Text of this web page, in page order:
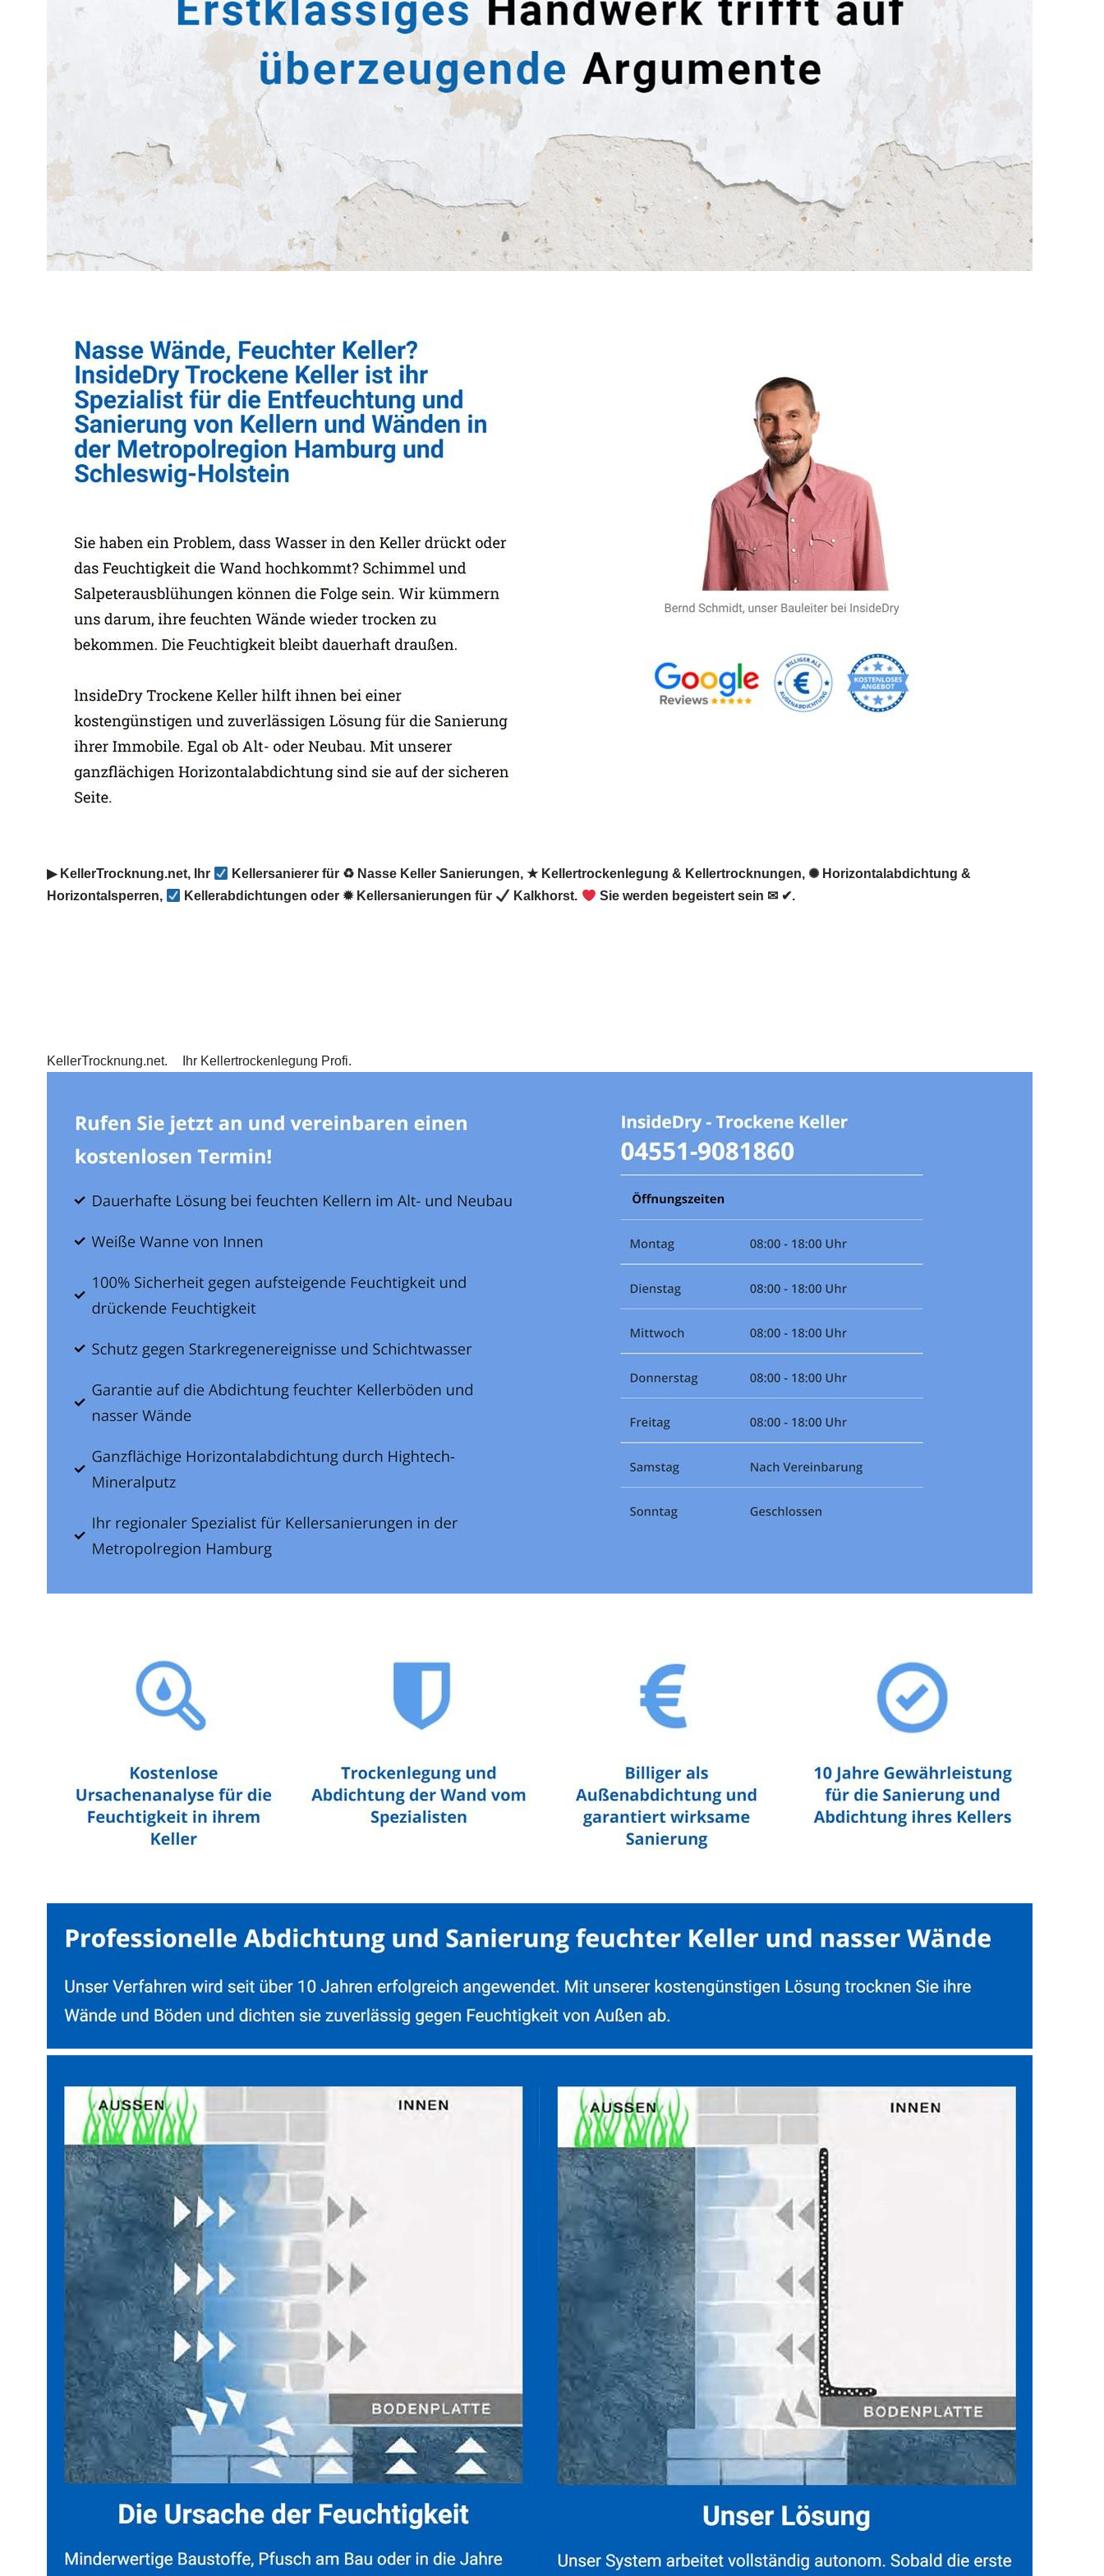
▶︎ KellerTrocknung.net, Ihr
Kellersanierer für ♻ Nasse Keller Sanierungen, ★ Kellertrockenlegung & Kellertrocknungen, ✺ Horizontalabdichtung &
Horizontalsperren,
Kellerabdichtungen oder ✹ Kellersanierungen für Kalkhorst. Sie werden begeistert sein ✉ ✔.
KellerTrocknung.net. Ihr Kellertrockenlegung Profi.